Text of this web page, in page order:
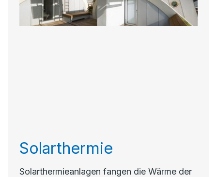
Solarthermie
Solarthermieanlagen fangen die Wärme der